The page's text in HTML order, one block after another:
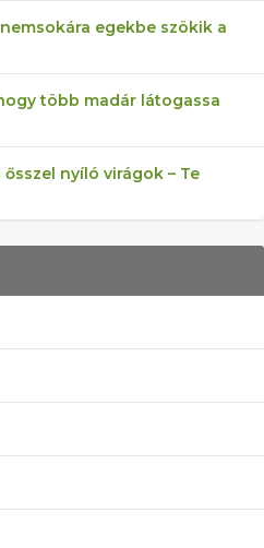
egekbe szökik a
több madár látogassa
nyíló virágok – Te